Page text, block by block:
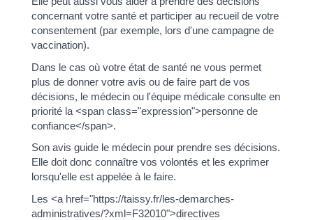
concernant votre santé et participer au recueil de votre
consentement (par exemple, lors d'une campagne de
vaccination).
Dans le cas où votre état de santé ne vous permet
plus de donner votre avis ou de faire part de vos
décisions, le médecin ou l'équipe médicale consulte en
priorité la <span class="expression">personne de
confiance</span>.
Son avis guide le médecin pour prendre ses décisions.
Elle doit donc connaître vos volontés et les exprimer
lorsqu'elle est appelée à le faire.
Les <a href="https://taissy.fr/les-demarches-
administratives/?xml=F32010">directives